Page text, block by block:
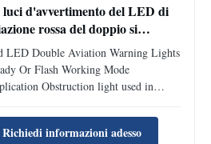
d'avvertimento del LED di
rossa del doppio si
o infiammano il modo di
LED Double Aviation Warning Lights
Or Flash Working Mode
Obstruction light used in
Towers(Telecom, GSM,
Smokestacks, High-rise
Richiedi informazioni adesso